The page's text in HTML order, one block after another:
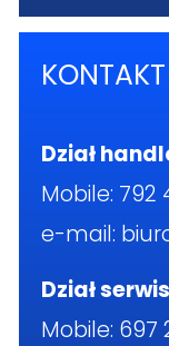
KONTAKT
Dział
Mobile: 792
e-mail:
Dział
Mobile: 697